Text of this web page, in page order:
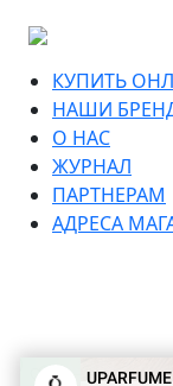
КУПИТЬ
НАШИ
О НАС
ЖУРНАЛ
ПАРТНЕРАМ
АДРЕСА